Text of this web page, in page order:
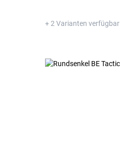
+ 2 Varianten verfügbar